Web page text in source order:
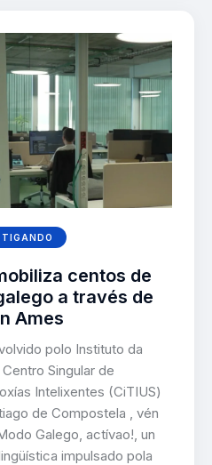
centos de
a través de
Ames
polo Instituto da
Singular de
Intelixentes (CiTIUS)
de Compostela , vén
Galego, actívao!, un
impulsado pola